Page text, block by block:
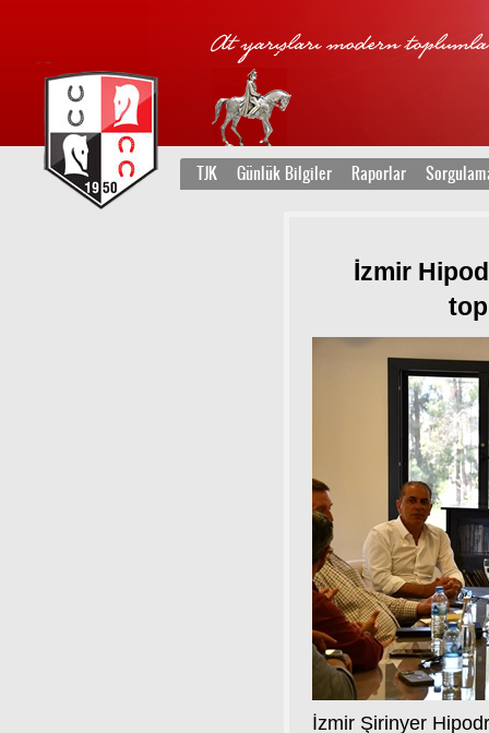
TJK Günlük Bilgiler Raporlar